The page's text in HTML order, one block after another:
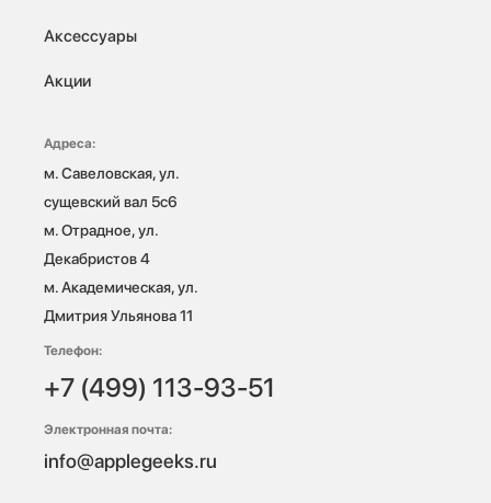
Аксессуары
Акции
Адреса:
м. Савеловская, ул.
сущевский вал 5с6
м. Отрадное, ул.
Декабристов 4
м. Академическая, ул.
Дмитрия Ульянова 11
Телефон:
+7 (499) 113-93-51
Электронная почта:
info@applegeeks.ru